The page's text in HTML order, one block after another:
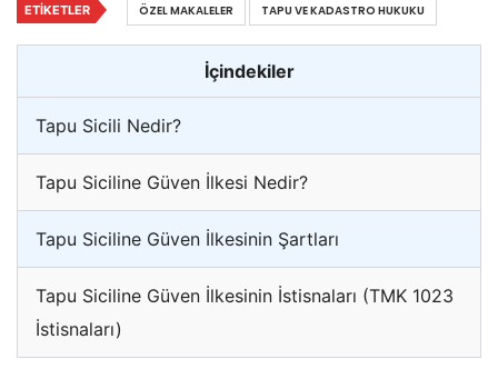
İçindekiler
Tapu Sicili Nedir?
Tapu Siciline Güven İlkesi Nedir?
Tapu Siciline Güven İlkesinin Şartları
Tapu Siciline Güven İlkesinin İstisnaları (TMK 1023
İstisnaları)
ETIKETLER ÖZEL MAKALELER TAPU VE KADASTRO HUKUKU